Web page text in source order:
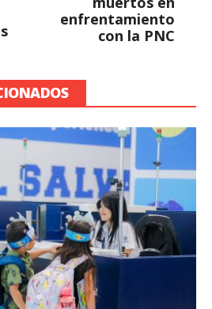
enfrentamiento
con la PNC